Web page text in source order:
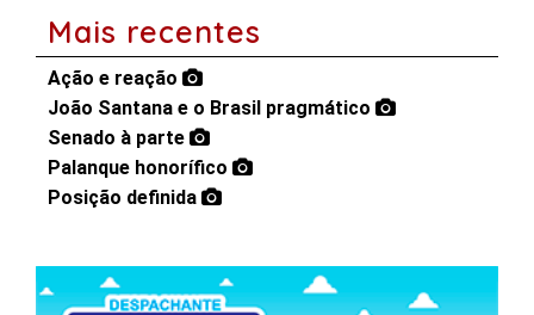
Mais recentes
Ação e reação
João Santana e o Brasil pragmático
Senado à parte
Palanque honorífico
Posição definida